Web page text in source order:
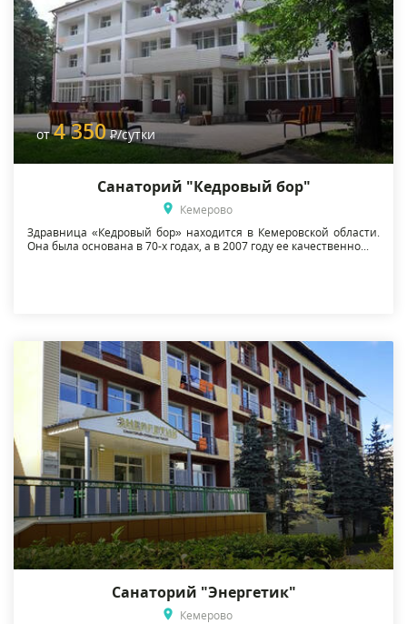
от4 350 Р/сутки
Санаторий "Кедровый бор"
Кемерово
Здравница «Кедровый бор» находится в Кемеровской области.
Она была основана в 70-х годах, а в 2007 году ее качественно...
Санаторий "Энергетик"
Кемерово